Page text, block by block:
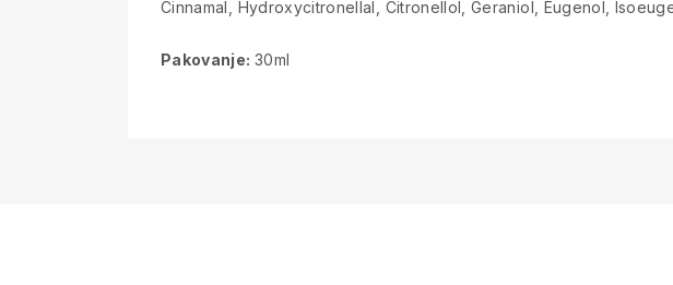
Cinnamal, Hydroxycitronellal, Citronellol, Geraniol, Eugenol,
Pakovanje: 30ml